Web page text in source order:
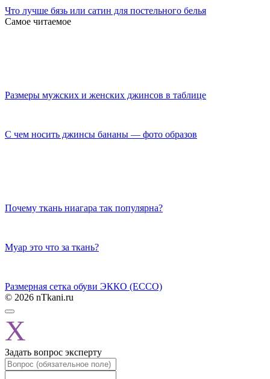
Что лучше бязь или сатин для постельного белья
Самое читаемое
Размеры мужских и женских джинсов в таблице
C чем носить джинсы бананы — фото образов
Почему ткань ниагара так популярна?
Муар это что за ткань?
Размерная сетка обуви ЭККО (ECCO)
© 2026 nTkani.ru
X
Задать вопрос эксперту